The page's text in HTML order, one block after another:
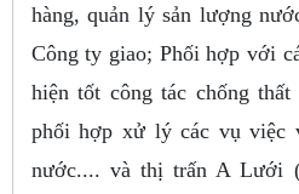
hàng, quản lý sản lượng
Công ty giao; Phối hợp với
hiện tốt công tác chống
phối hợp xử lý các vụ việc
nước.... và thị trấn A Lưới